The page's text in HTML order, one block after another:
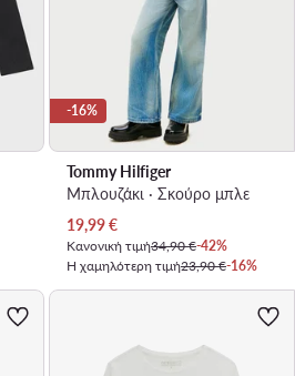
-16%
Tommy Hilfiger
Μπλουζάκι · Σκούρο μπλε
Τρέχουσα τιμή
19,99€
Κανονική τιμή34,90 €-42%
Η χαμηλότερη τιμή23,90 €-16%